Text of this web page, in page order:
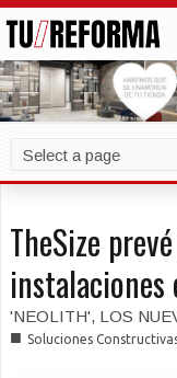
TheSize
'NEOLITH', LOS
■ Soluciones